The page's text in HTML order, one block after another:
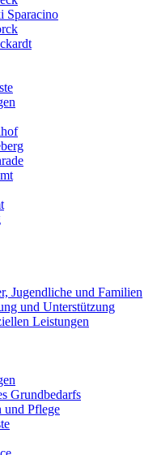
Sparacino
Jugendliche und Familien
und Unter­stützung
Leistungen
Grundbedarfs
und Pflege